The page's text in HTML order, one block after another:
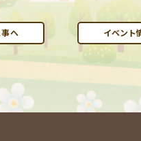
へ イベント